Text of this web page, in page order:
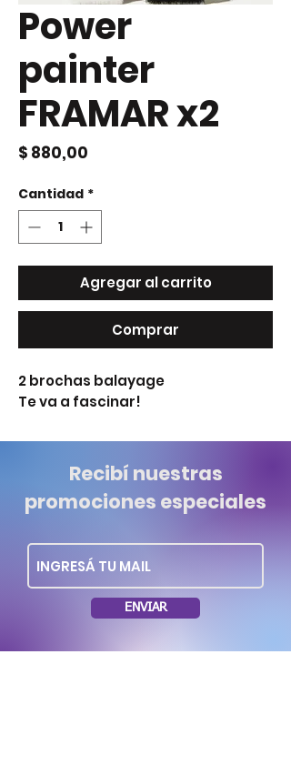
Power
painter
FRAMAR x2
$ 880,00
Cantidad *
Agregar al carrito
Comprar
2 brochas balayage
Te va a fascinar!
Recibí nuestras
promociones especiales
ENVIAR